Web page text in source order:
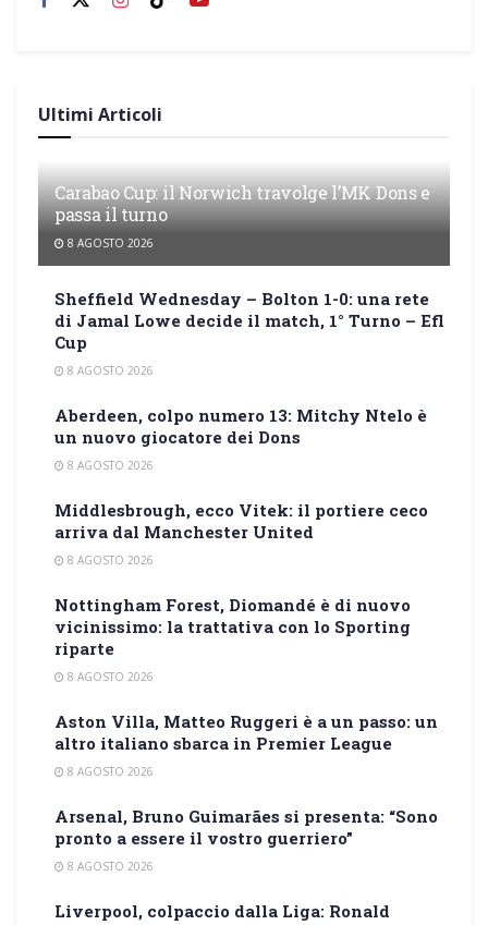
Ultimi Articoli
Carabao Cup: il Norwich travolge l’MK Dons e
passa il turno
8 AGOSTO 2026
Sheffield Wednesday – Bolton 1-0: una rete
di Jamal Lowe decide il match, 1° Turno – Efl
Cup
8 AGOSTO 2026
Aberdeen, colpo numero 13: Mitchy Ntelo è
un nuovo giocatore dei Dons
8 AGOSTO 2026
Middlesbrough, ecco Vitek: il portiere ceco
arriva dal Manchester United
8 AGOSTO 2026
Nottingham Forest, Diomandé è di nuovo
vicinissimo: la trattativa con lo Sporting
riparte
8 AGOSTO 2026
Aston Villa, Matteo Ruggeri è a un passo: un
altro italiano sbarca in Premier League
8 AGOSTO 2026
Arsenal, Bruno Guimarães si presenta: “Sono
pronto a essere il vostro guerriero”
8 AGOSTO 2026
Liverpool, colpaccio dalla Liga: Ronald